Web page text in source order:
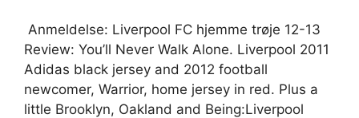
Anmeldelse: Liverpool FC hjemme trøje 12-13
Review: You’ll Never Walk Alone. Liverpool 2011
Adidas black jersey and 2012 football
newcomer, Warrior, home jersey in red. Plus a
little Brooklyn, Oakland and Being:Liverpool